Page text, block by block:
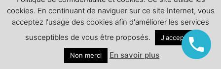
cookies. En continuant de naviguer sur ce site Internet, vous
acceptez l'usage des cookies afin d'améliorer les services
susceptibles de vous être proposés.
J'accepte
Non merci En savoir plus